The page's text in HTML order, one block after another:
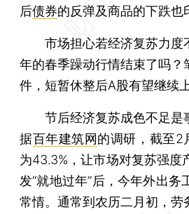
后债券的反弹及商品的下跌也
市场担心若经济复苏力度
年的春季躁动行情结束了吗
件，短暂休整后A股有望继续上
节后经济复苏成色不足是
据百年建筑网的调研，截至2
为43.3%，让市场对复苏强度
发“就地过年”后，今年外出
常情。通常到农历二月初，